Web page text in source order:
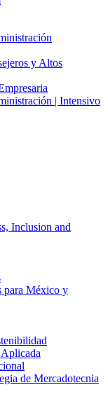
y Altos
| Intensivo
Inclusion and
para México y
de Mercadotecnia